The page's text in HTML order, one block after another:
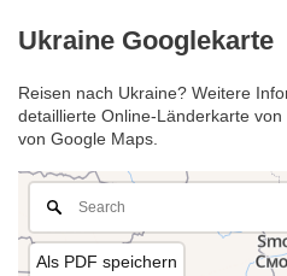
Ukraine Googlekarte
Reisen nach Ukraine? Weitere
detaillierte Online-Länderkarte
von Google Maps.
Als PDF speichern